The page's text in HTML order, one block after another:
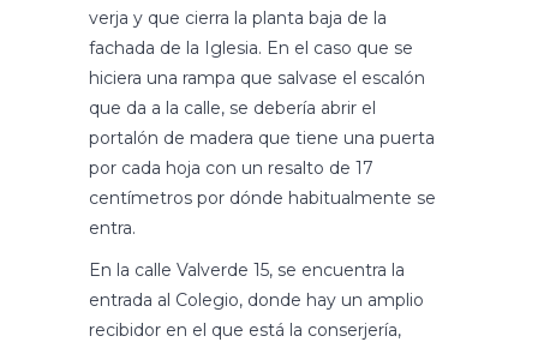
verja y que cierra la planta baja de la
fachada de la Iglesia. En el caso que se
hiciera una rampa que salvase el escalón
que da a la calle, se debería abrir el
portalón de madera que tiene una puerta
por cada hoja con un resalto de 17
centímetros por dónde habitualmente se
entra.
En la calle Valverde 15, se encuentra la
entrada al Colegio, donde hay un amplio
recibidor en el que está la conserjería,